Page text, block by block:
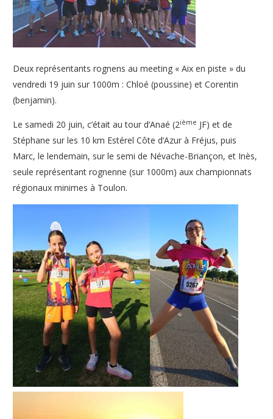
Deux représentants rognens au meeting « Aix en piste » du
vendredi 19 juin sur 1000m : Chloé (poussine) et Corentin
(benjamin).
Le samedi 20 juin, c’était au tour d’Anaé (2ième JF) et de
Stéphane sur les 10 km Estérel Côte d’Azur à Fréjus, puis
Marc, le lendemain, sur le semi de Névache-Briançon, et Inès,
seule représentant rognenne (sur 1000m) aux championnats
régionaux minimes à Toulon.